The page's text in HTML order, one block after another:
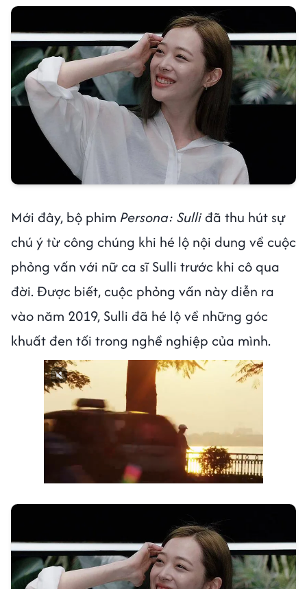
Mới đây, bộ phim Persona: Sulliđã thu hút sự
chú ý từ công chúng khi hé lộ nội dung về cuộc
phỏng vấn với nữ ca sĩ Sulli trước khi cô qua
đời. Được biết, cuộc phỏng vấn này diễn ra
vào năm 2019, Sulli đã hé lộ về những góc
khuất đen tối trong nghề nghiệp của mình.